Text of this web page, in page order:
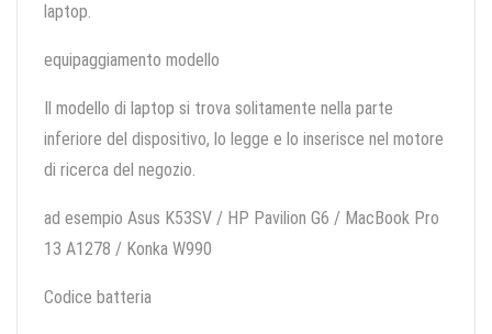
laptop.
equipaggiamento modello
Il modello di laptop si trova solitamente nella parte
inferiore del dispositivo, lo legge e lo inserisce nel motore
di ricerca del negozio.
ad esempio Asus K53SV / HP Pavilion G6 / MacBook Pro
13 A1278 / Konka W990
Codice batteria